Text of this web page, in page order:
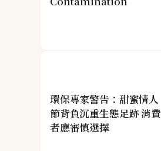
環保專家警告：甜蜜情人
節背負沉重生態足跡 消費
者應審慎選擇